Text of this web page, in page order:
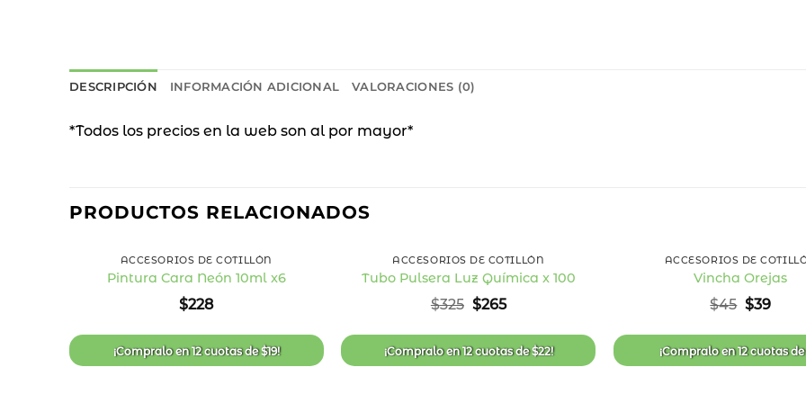
DESCRIPCIÓN INFORMACIÓN ADICIONAL VALORACIONES (0)
*Todos los precios en la web son al por mayor*
PRODUCTOS RELACIONADOS
de
deseos
ACCESORIOS DE COTILLÓN
Pintura Cara Neón 10ml x6
$228
¡Compralo en12 cuotasde$19!
de
deseos
ACCESORIOS DE COTILLÓN
Tubo Pulsera Luz Química x 100
$325 El
original
era:
$325.
$265El
actual
es:
$265.
¡Compralo en12 cuotasde$22!
ACCESORIOS DE
Vincha Orejas
$45 El
original
era:
$45.
$39El
es:
$39.
¡Compralo en12 cuotasde